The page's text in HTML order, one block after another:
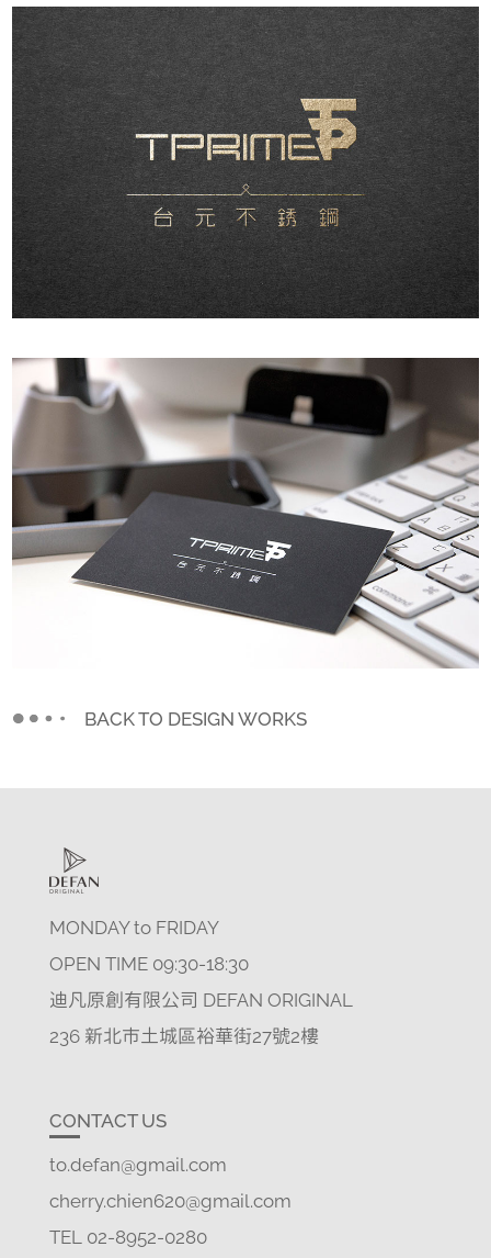
BACK TO DESIGN WORKS
MONDAY to FRIDAY
OPEN TIME 09:30-18:30
迪凡原創有限公司 DEFAN ORIGINAL
236 新北市土城區裕華街27號2樓
CONTACT US
to.defan@gmail.com
cherry.chien620@gmail.com
TEL 02-8952-0280